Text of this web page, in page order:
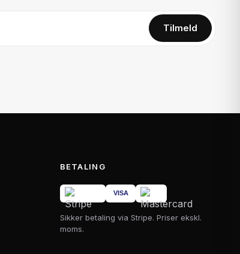
Tilmeld
BETALING
Sikker betaling via Stripe. Priser ekskl.
moms.